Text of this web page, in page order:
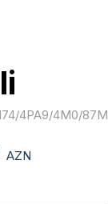
4PA9/4M0/87M
AZN